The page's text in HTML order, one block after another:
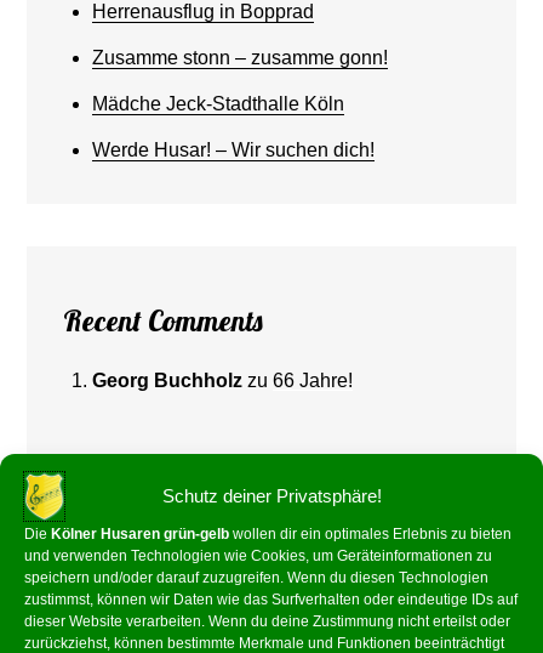
Schutz deiner Privatsphäre!
Die Kölner Husaren grün-gelb wollen dir ein optimales Erlebnis zu bieten
und verwenden Technologien wie Cookies, um Geräteinformationen zu
speichern und/oder darauf zuzugreifen. Wenn du diesen Technologien
zustimmst, können wir Daten wie das Surfverhalten oder eindeutige IDs auf
dieser Website verarbeiten. Wenn du deine Zustimmung nicht erteilst oder
zurückziehst, können bestimmte Merkmale und Funktionen beeinträchtigt
Herrenausflug in Bopprad
Zusamme stonn – zusamme gonn!
Mädche Jeck-Stadthalle Köln
Werde Husar! – Wir suchen dich!
Recent Comments
Georg Buchholz zu66 Jahre!
Archives